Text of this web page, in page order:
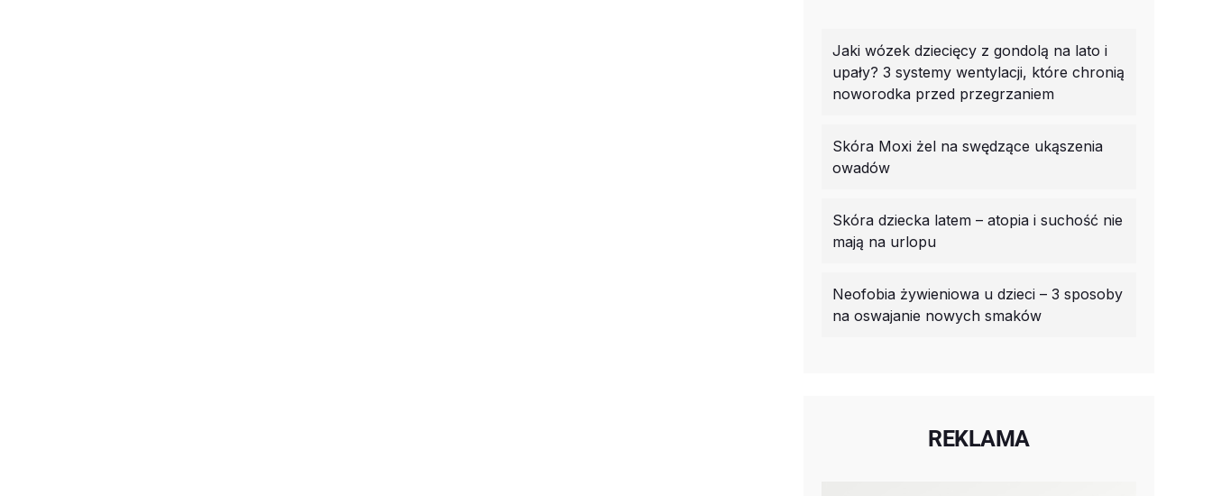
Jaki wózek dziecięcy z gondolą na lato i
upały? 3 systemy wentylacji, które chronią
noworodka przed przegrzaniem
Skóra Moxi żel na swędzące ukąszenia
owadów
Skóra dziecka latem – atopia i suchość nie
mają na urlopu
Neofobia żywieniowa u dzieci – 3 sposoby
na oswajanie nowych smaków
REKLAMA